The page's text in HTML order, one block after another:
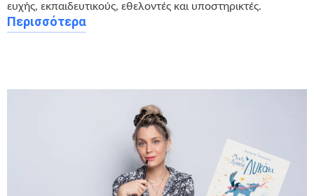
ευχής, εκπαιδευτικούς, εθελοντές και υποστηρικτές.
Περισσότερα